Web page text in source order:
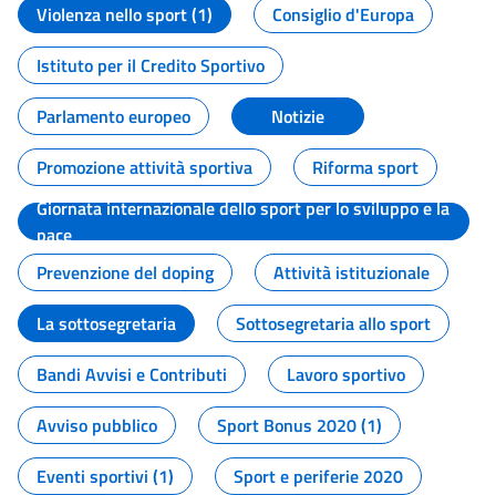
Violenza nello sport (1)
Consiglio d'Europa
Istituto per il Credito Sportivo
Parlamento europeo
Notizie
Promozione attività sportiva
Riforma sport
Giornata internazionale dello sport per lo sviluppo e la
pace
Prevenzione del doping
Attività istituzionale
La sottosegretaria
Sottosegretaria allo sport
Bandi Avvisi e Contributi
Lavoro sportivo
Avviso pubblico
Sport Bonus 2020 (1)
Eventi sportivi (1)
Sport e periferie 2020